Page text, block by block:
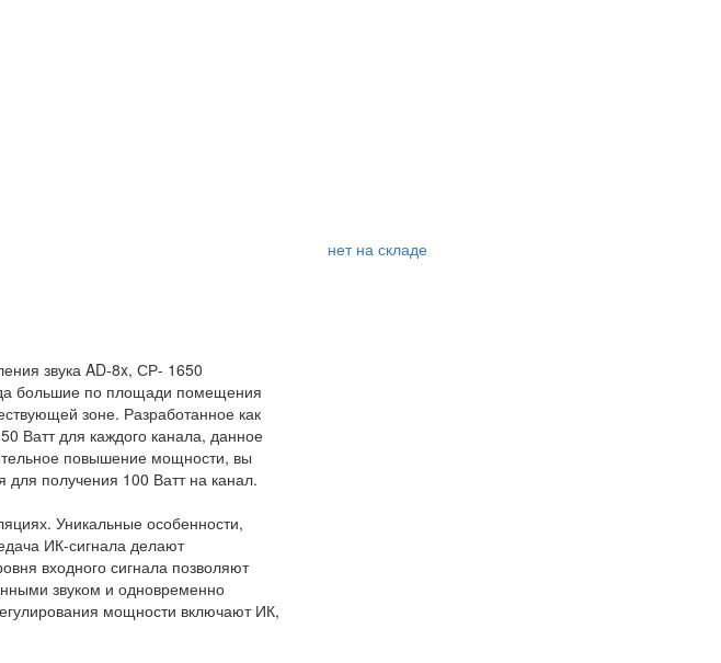
нет на складе
звука AD-8x, СР- 1650
большие по площади помещения
зоне. Разработанное как
Ватт для каждого канала, данное
повышение мощности, вы
получения 100 Ватт на канал.
Уникальные особенности,
ИК-сигнала делают
входного сигнала позволяют
звуком и одновременно
мощности включают ИК,